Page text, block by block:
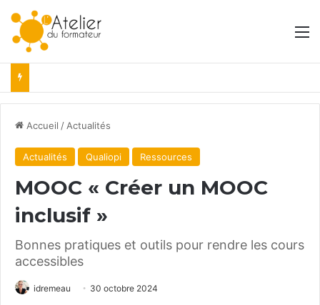
Accueil / Actualités
Actualités Qualiopi Ressources
MOOC « Créer un MOOC
inclusif »
Bonnes pratiques et outils pour rendre les cours
accessibles
idremeau 30 octobre 2024